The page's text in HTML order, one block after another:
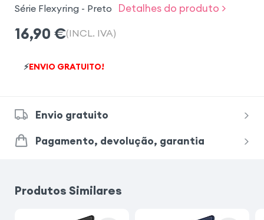
Série Flexyring - Preto Detalhes do produto >
16,90 €(INCL. IVA)
⚡ENVIO GRATUITO!
Envio gratuito
Pagamento, devolução, garantia
Produtos Similares